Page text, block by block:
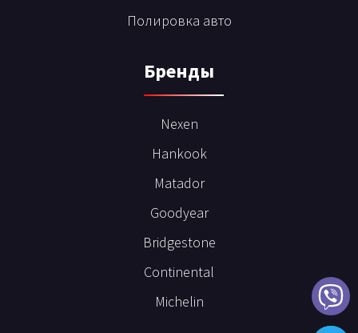
Полировка авто
Бренды
Nexen
Hankook
Matador
Goodyear
Bridgestone
Continental
Michelin